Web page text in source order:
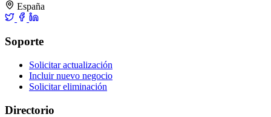
España
Soporte
Solicitar actualización
Incluir nuevo negocio
Solicitar eliminación
Directorio